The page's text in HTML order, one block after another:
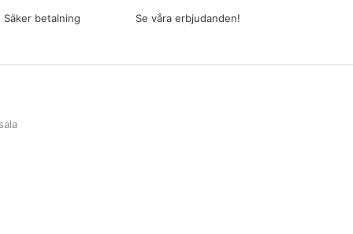
Säker betalning Se våra erbjudanden!